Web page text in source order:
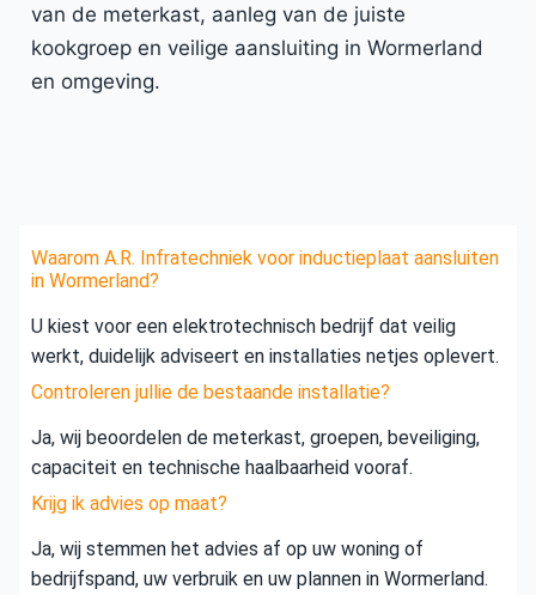
van de meterkast, aanleg van de juiste
kookgroep en veilige aansluiting in Wormerland
en omgeving.
Waarom A.R. Infratechniek voor inductieplaat aansluiten
in Wormerland?
U kiest voor een elektrotechnisch bedrijf dat veilig
werkt, duidelijk adviseert en installaties netjes oplevert.
Controleren jullie de bestaande installatie?
Ja, wij beoordelen de meterkast, groepen, beveiliging,
capaciteit en technische haalbaarheid vooraf.
Krijg ik advies op maat?
Ja, wij stemmen het advies af op uw woning of
bedrijfspand, uw verbruik en uw plannen in Wormerland.